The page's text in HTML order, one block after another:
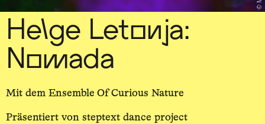
Helge Letonja:
Nomada
Mit dem Ensemble Of Curious Nature
Präsentiert von steptext dance project